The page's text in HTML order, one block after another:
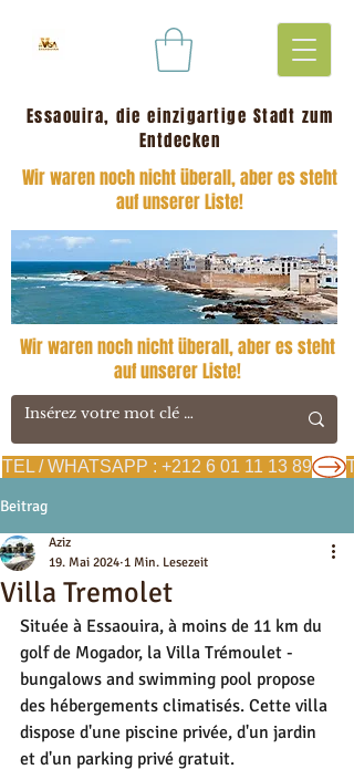
Essaouira, die einzigartige Stadt zum
Entdecken
Wir waren noch nicht überall, aber es steht
auf unserer Liste!
TEL / WHATSAPP : +212 6 01 11 13 89
Wir waren noch nicht überall, aber es steht
auf unserer Liste!
Beitrag
Villa Tremolet
Aziz
19. Mai 2024 1 Min. Lesezeit
Située à Essaouira, à moins de 11 km du
golf de Mogador, la Villa Trémoulet -
bungalows and swimming pool propose
des hébergements climatisés. Cette villa
dispose d'une piscine privée, d'un jardin
et d'un parking privé gratuit.